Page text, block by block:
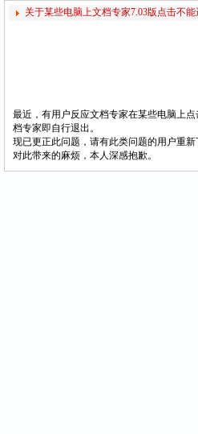
关于某些电脑上文档专家7.03版点击不
最近，有用户反应文档专家在某些电脑上
档专家即自行退出。
现已更正此问题，请有此类问题的用户重新
对此带来的麻烦，本人深感抱歉。